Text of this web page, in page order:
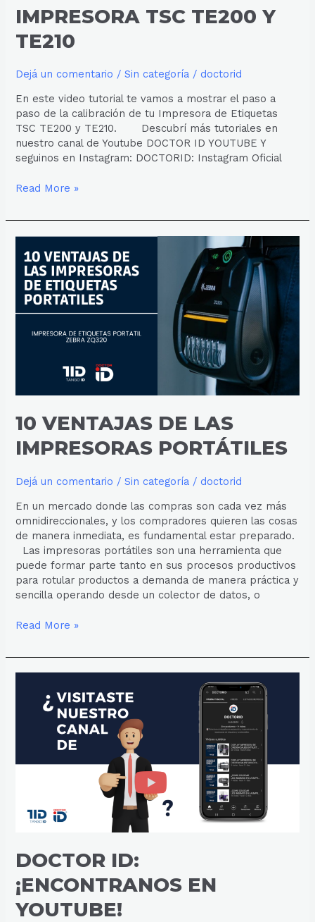
IMPRESORA TSC TE200 Y
TE210
Dejá un comentario /Sin categoría / doctorid
En este video tutorial te vamos a mostrar el paso a
paso de la calibración de tu Impresora de Etiquetas
TSC TE200 y TE210. Descubrí más tutoriales en
nuestro canal de Youtube DOCTOR ID YOUTUBE Y
seguinos en Instagram: DOCTORID: Instagram Oficial
Read More »
10 VENTAJAS DE LAS
IMPRESORAS PORTÁTILES
Dejá un comentario /Sin categoría / doctorid
En un mercado donde las compras son cada vez más
omnidireccionales, y los compradores quieren las cosas
de manera inmediata, es fundamental estar preparado.
Las impresoras portátiles son una herramienta que
puede formar parte tanto en sus procesos productivos
para rotular productos a demanda de manera práctica y
sencilla operando desde un colector de datos, o
VENTAJAS
DE
LAS
IMPRESORAS
PORTÁTILES
Read More »
DOCTOR ID:
¡ENCONTRANOS EN
YOUTUBE!
¡ENCONTRANOS
YOUTUBE!